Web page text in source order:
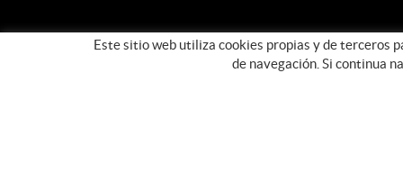
Este sitio web utiliza cookies propias y de terceros
de navegación. Si continua